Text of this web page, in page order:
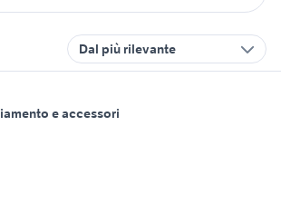
Dal più rilevante
e accessori